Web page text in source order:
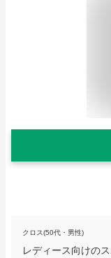
クロス(50代・男性)
レディース向けの